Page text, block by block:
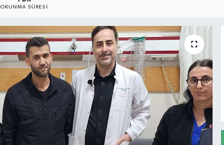
OKUNMA SÜRESI